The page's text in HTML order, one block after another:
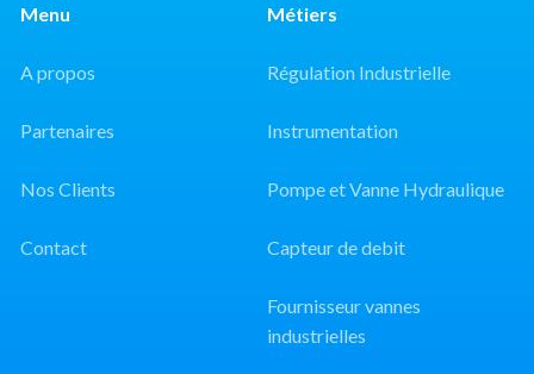
Menu
A propos
Partenaires
Nos Clients
Contact
Métiers
Régulation Industrielle
Instrumentation
Pompe et Vanne Hydraulique
Capteur de debit
Fournisseur vannes
industrielles